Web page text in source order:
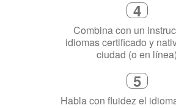
3
Dinos exactamente
necesitas aprender el
4
Combina con un
idiomas certificado y